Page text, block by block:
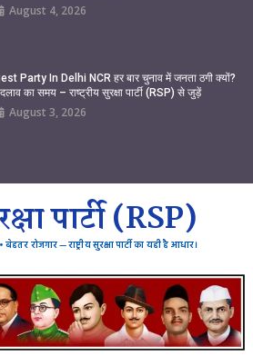
August 4, 2026
Party In Delhi NCR हर बार चुनाव में जनता ठगी क्यों?
का समय – राष्ट्रीय सुरक्षा पार्टी (RSP) से जुड़ें
August 3, 2026
पार्टी (RSP)
रोजगार — राष्ट्रीय सुरक्षा पार्टी का यही है आधार।